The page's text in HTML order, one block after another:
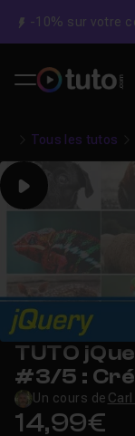
-10% sur votre
Tous les tutos
Play
TUTO
#3/5 :
photos
Un cours de
14,99€